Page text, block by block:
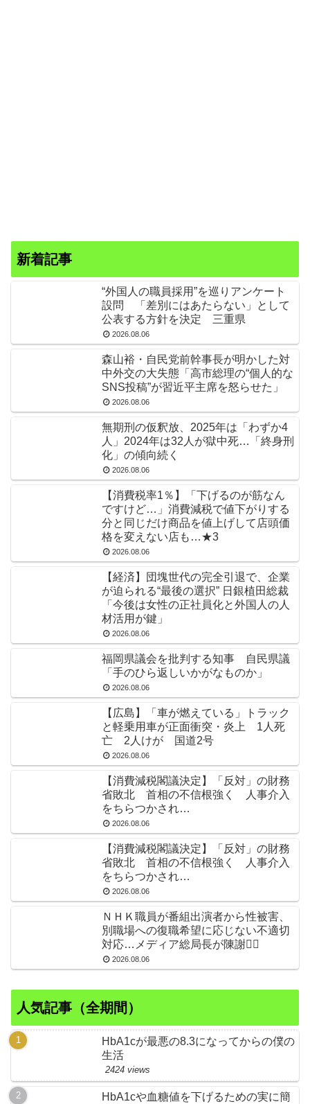
新着記事
“外国人の職員採用”を巡りアンケート
設問 「差別にはあたらない」として
公表する方針を決定 三重県
2026.08.06
森山裕・自民党前幹事長が明かした対
中外交の大失態「高市総理の“個人的な
SNS投稿”が習近平主席を怒らせた」
2026.08.06
無期刑の仮釈放、2025年は「わずか4
人」2024年は32人が獄中死…「終身刑
化」の傾向続く
2026.08.06
【消費税率1％】「下げるのが筋なん
ですけど…」消費減税で値下がりする
分と同じだけ商品を値上げして店頭価
格を変えない店も…★3
2026.08.06
【経済】団塊世代の完全引退で、企業
が迫られる“最後の選択” 日銀植田総裁
「今後は女性の正社員化と外国人の人
材活用が鍵」
2026.08.06
福岡県議会を批判する知事 自民県議
「手のひら返しいかがなものか」
2026.08.06
【広島】「車が燃えている」トラック
と軽乗用車が正面衝突・炎上 1人死
亡 2人けが 国道2号
2026.08.06
【消費減税閣議決定】「反対」の財務
省敗北 首相の不信根強く 人事介入
をちらつかされ…
2026.08.06
【消費減税閣議決定】「反対」の財務
省敗北 首相の不信根強く 人事介入
をちらつかされ…
2026.08.06
ＮＨＫ職員が番組出演者から性被害、
別職場への復職希望に応じない不適切
対応…メディア総局長が陳謝🙇‍♂
2026.08.06
人気記事（全期間）
HbA1cが最悪の8.3になってからの僕の
生活
2424 views
HbA1cや血糖値を下げるための実に簡